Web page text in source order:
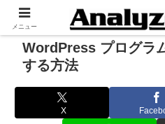
WordPress プログラ
する方法
X
メニュー